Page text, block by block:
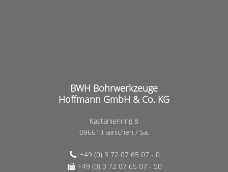
BWH Bohrwerkzeuge
Hoffmann GmbH & Co. KG
Kastanienring 8
09661 Hainichen / Sa.
+49 (0) 3 72 07 65 07 - 0
+49 (0) 3 72 07 65 07 - 50